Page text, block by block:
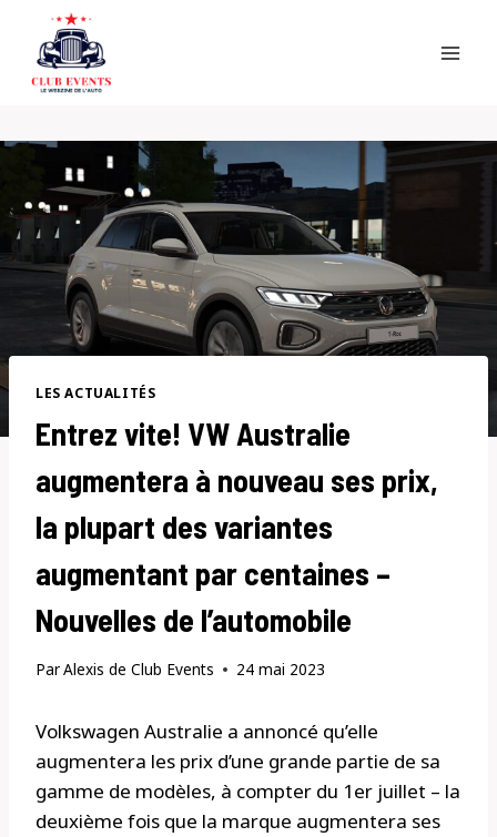
content
LES ACTUALITÉS
Entrez vite! VW Australie
augmentera à nouveau ses prix,
la plupart des variantes
augmentant par centaines –
Nouvelles de l’automobile
ParAlexis de Club Events 24 mai 2023
Volkswagen Australie a annoncé qu’elle
augmentera les prix d’une grande partie de sa
gamme de modèles, à compter du 1er juillet – la
deuxième fois que la marque augmentera ses